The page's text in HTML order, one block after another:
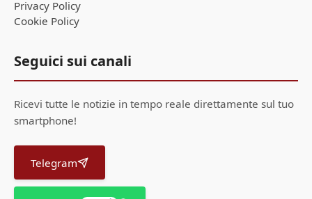
Privacy Policy
Cookie Policy
Seguici sui canali
Ricevi tutte le notizie in tempo reale direttamente sul tuo
smartphone!
Telegram